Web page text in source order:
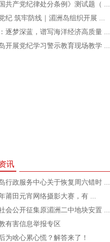
共产党纪律处分条例》测试题（ ...
纪 筑牢防线｜湄洲岛组织开展 ...
逐梦深蓝，谱写海洋经济高质量 ...
开展党纪学习警示教育现场教学 ...
讯
行政服务中心关于恢复周六错时 ...
莆田元宵网络摄影大赛，有 ...
会公开征集原湄洲二中地块安置 ...
有害信息举报专区
为啥心累心慌？解答来了！